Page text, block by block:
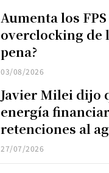
Aumenta los
overclocking de
pena?
03/08/2026
Javier Milei dijo
energía
retenciones al
27/07/2026